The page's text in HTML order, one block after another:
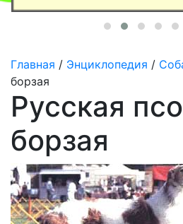
Главная / Энциклопедия /
борзая
Русская
борзая